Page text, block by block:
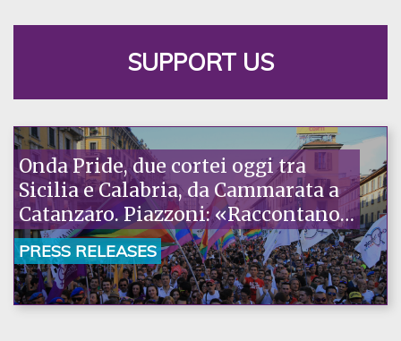
SUPPORT US
Onda Pride, due cortei oggi tra
Sicilia e Calabria, da Cammarata a
Catanzaro. Piazzoni: «Raccontano
la nostra ostinazione»
PRESS RELEASES